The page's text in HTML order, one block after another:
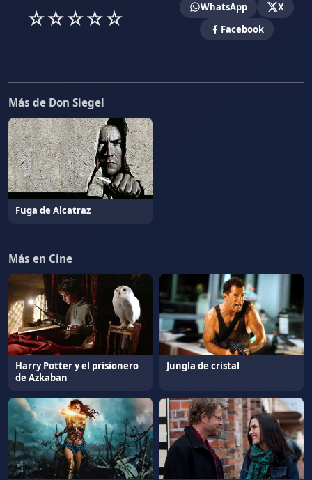
☆☆☆☆☆ WhatsApp
X
Facebook
Más de Don Siegel
Fuga de Alcatraz
Más en Cine
Harry Potter y el prisionero
de Azkaban
Jungla de cristal